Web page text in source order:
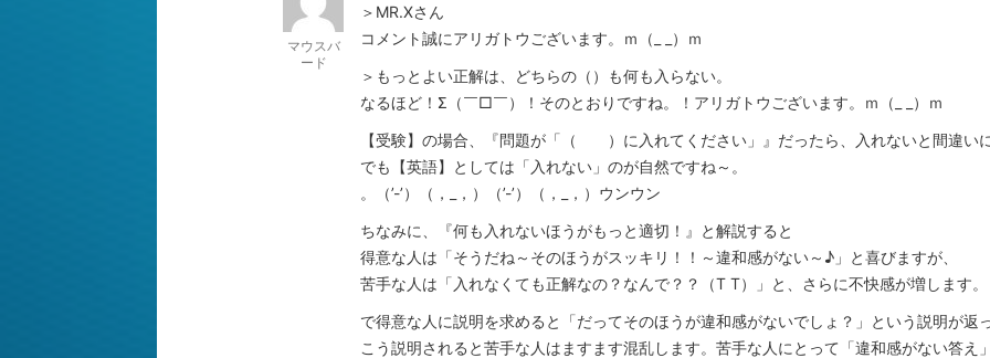
マウスバ
ード
＞MR.Xさん
コメント誠にアリガトウございます。ｍ（_ _）ｍ
＞もっとよい正解は、どちらの（）も何も入らない。
なるほど！Σ（￣□￣）！そのとおりですね。！アリガトウございます。ｍ（_ _）ｍ
【受験】の場合、『問題が「（ ）に入れてください」』だったら、入れないと間違い
でも【英語】としては「入れない」のが自然ですね～。
。（’-’）（，_，）（’-’）（，_，）ウンウン
ちなみに、『何も入れないほうがもっと適切！』と解説すると
得意な人は「そうだね～そのほうがスッキリ！！～違和感がない～♪」と喜びますが、
苦手な人は「入れなくても正解なの？なんで？？（T T）」と、さらに不快感が増します。
で得意な人に説明を求めると「だってそのほうが違和感がないでしょ？」という説明が返
こう説明されると苦手な人はますます混乱します。苦手な人にとって「違和感がない答